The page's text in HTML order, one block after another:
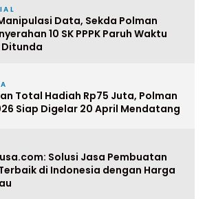
Data, Sekda Polman
10 SK PPPK Paruh Waktu
Total Hadiah Rp75 Juta, Polman
Siap Digelar 20 April Mendatang
Solusi Jasa Pembuatan
di Indonesia dengan Harga